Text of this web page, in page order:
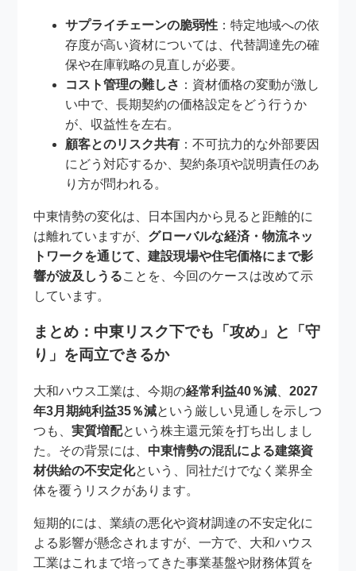
サプライチェーンの脆弱性 ：特定地域への依
存度が高い資材については、代替調達先の確
保や在庫戦略の見直しが必要。
コスト管理の難しさ ：資材価格の変動が激し
い中で、長期契約の価格設定をどう行うか
が、収益性を左右。
顧客とのリスク共有 ：不可抗力的な外部要因
にどう対応するか、契約条項や説明責任のあ
り方が問われる。
中東情勢の変化は、日本国内から見ると距離的に
は離れていますが、 グローバルな経済・物流ネッ
トワークを通じて、建設現場や住宅価格にまで影
響が波及しうることを、今回のケースは改めて示
しています。
まとめ：中東リスク下でも「攻め」と「守
り」を両立できるか
大和ハウス工業は、今期の経常利益40％減 、2027
年3月期純利益35％減という厳しい見通しを示しつ
つも、実質増配という株主還元策を打ち出しまし
た。その背景には、 中東情勢の混乱による建築資
材供給の不安定化という、同社だけでなく業界全
体を覆うリスクがあります。
短期的には、業績の悪化や資材調達の不安定化に
よる影響が懸念されますが、一方で、大和ハウス
工業はこれまで培ってきた事業基盤や財務体質を